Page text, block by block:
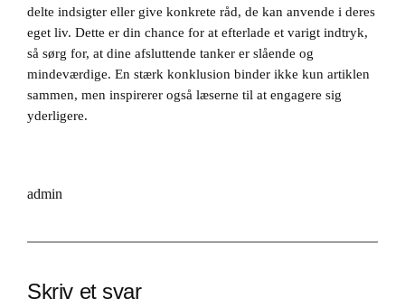
delte indsigter eller give konkrete råd, de kan anvende i deres
eget liv. Dette er din chance for at efterlade et varigt indtryk,
så sørg for, at dine afsluttende tanker er slående og
mindeværdige. En stærk konklusion binder ikke kun artiklen
sammen, men inspirerer også læserne til at engagere sig
yderligere.
admin
Skriv et svar